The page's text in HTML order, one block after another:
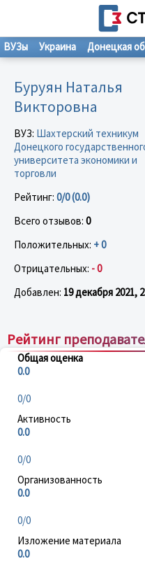
ВУЗы Украина Донецкая
Буруян Наталья
Викторовна
ВУЗ: Шахтерский техникум
Донецкого
университета экономики и
торговли
Рейтинг: 0/0 (0.0)
Всего отзывов: 0
Положительных: + 0
Отрицательных: - 0
Добавлен: 19 декабря 2021,
Рейтинг
Общая оценка
0.0
0/0
Активность
0.0
0/0
Организованность
0.0
0/0
Изложение материала
0.0